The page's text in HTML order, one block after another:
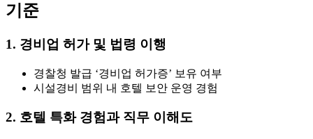
기준
1. 경비업 허가 및 법령 이행
경찰청 발급 ‘경비업 허가증’ 보유 여부
시설경비 범위 내 호텔 보안 운영 경험
2. 호텔 특화 경험과 직무 이해도